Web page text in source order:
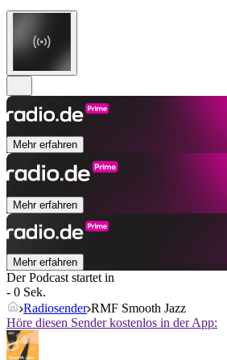
Mehr erfahren
Mehr erfahren
Mehr erfahren
Der Podcast startet in
- 0 Sek.
Radiosender RMF Smooth Jazz
Höre diesen Sender kostenlos in der App: